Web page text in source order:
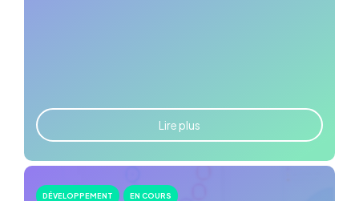
Lire plus
DÉVELOPPEMENT EN COURS